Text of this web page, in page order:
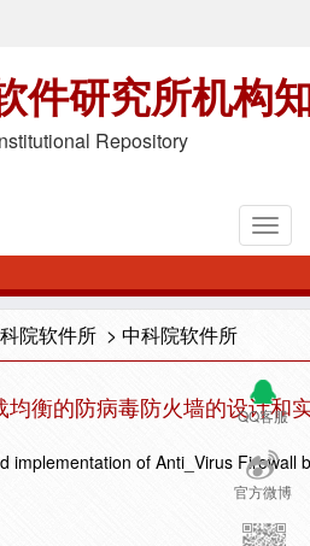
件研究所机构
Repository
院软件所 > 中科院软件所
QQ客服
官方微博
均衡的防病毒防火墙的设计和
implementation of Anti_Virus Firewall